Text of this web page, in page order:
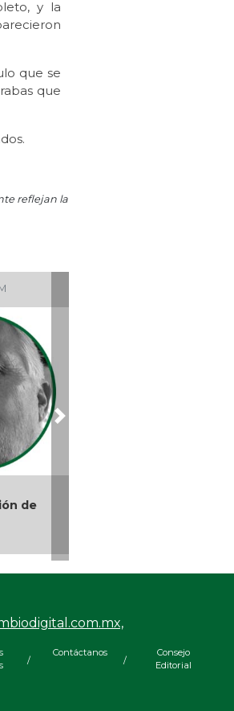
y la
que se
que
reflejan la
de
Next
Abr 09, 2026 / 09:22
Abr 08, 2026 / 09:19
/
Contáctanos
/
Consejo
Editorial